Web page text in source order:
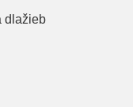
dlažieb